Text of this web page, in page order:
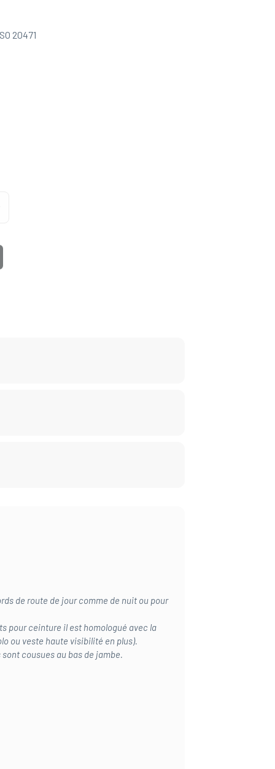
de route de jour comme de nuit ou pour
pour ceinture il est homologué avec la
ou veste haute visibilité en plus).
cousues au bas de jambe.